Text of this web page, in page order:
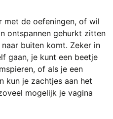
met de oefeningen, of wil
ontspannen gehurkt zitten
buiten komt. Zeker in
gaan, je kunt een beetje
of als je een
kun je zachtjes aan het
mogelijk je vagina